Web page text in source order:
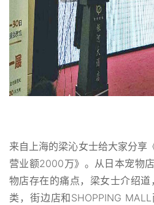
来自上海的梁沁女士给大家分享
营业额2000万》。从日本宠物
物店存在的痛点，梁女士介绍
类，街边店和SHOPPING